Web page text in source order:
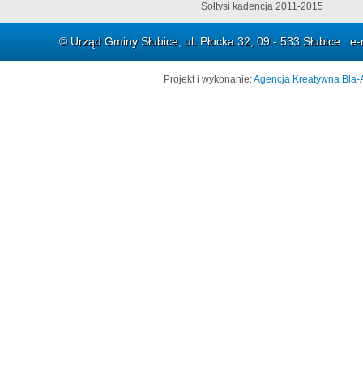
Sołtysi kadencja 2011-2015
© Urząd Gminy Słubice, ul. Płocka 32, 09 - 533 Słubice
Projekt i wykonanie:Agencja Kreatywna Bla-